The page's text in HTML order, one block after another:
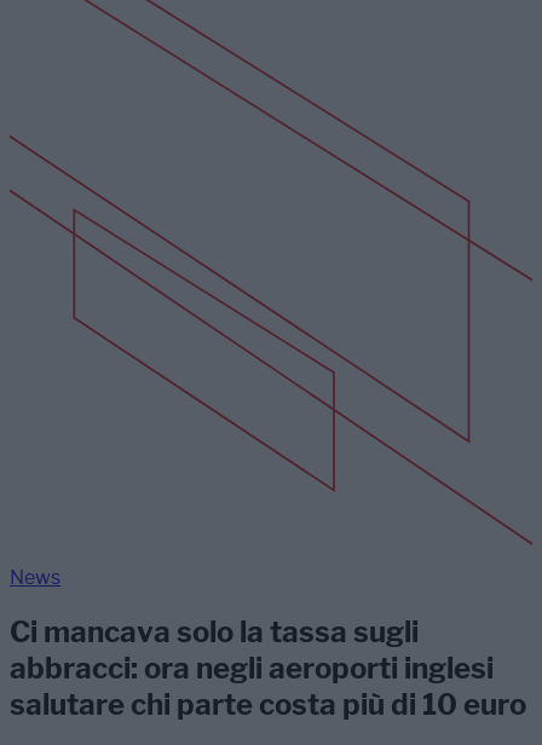
News
Ci mancava solo la tassa sugli
abbracci: ora negli aeroporti inglesi
salutare chi parte costa più di 10 euro